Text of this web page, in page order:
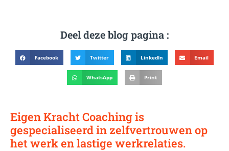
Deel deze blog pagina :
Facebook Twitter LinkedIn Email
WhatsApp Print
Eigen Kracht Coaching is
gespecialiseerd in zelfvertrouwen op
het werk en lastige werkrelaties.